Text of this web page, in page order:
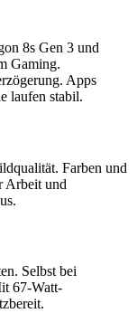
8s Gen 3 und
Gaming.
Apps
laufen stabil.
Farben und
Arbeit und
Selbst bei
67-Watt-